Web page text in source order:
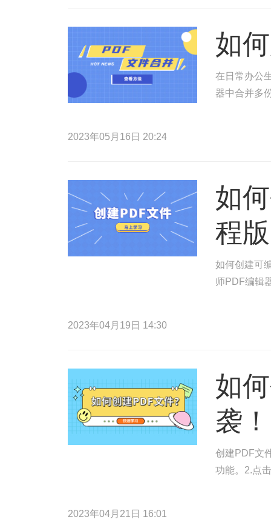
如
在日常办公
器中合并多
2023年05月16日 20:24
如
程版
如何创建可
师PDF编辑
2023年04月19日 14:30
如
袭！
创建PDF文
功能。2.点
2023年04月21日 16:01